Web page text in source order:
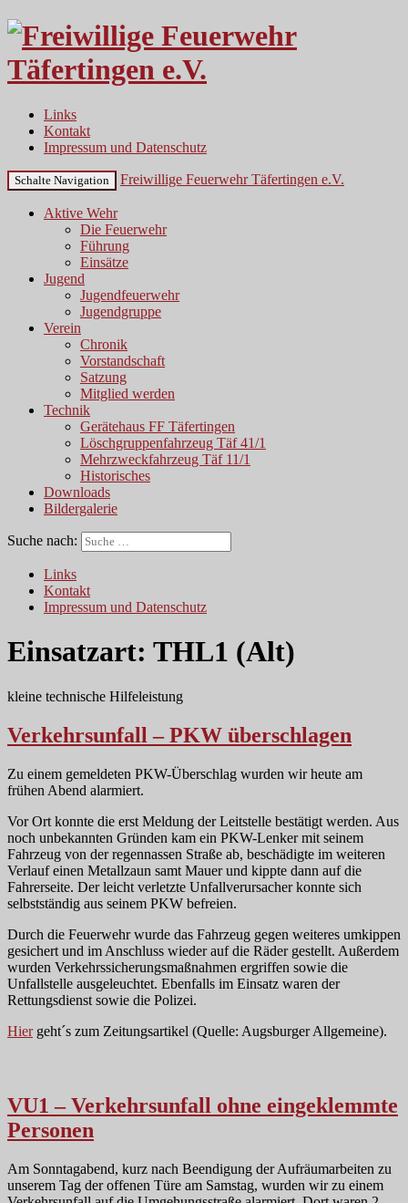
Links
Kontakt
Impressum und Datenschutz
Schalte Navigation Freiwillige Feuerwehr Täfertingen e.V.
Aktive Wehr
Die Feuerwehr
Führung
Einsätze
Jugend
Jugendfeuerwehr
Jugendgruppe
Verein
Chronik
Vorstandschaft
Satzung
Mitglied werden
Technik
Gerätehaus FF Täfertingen
Löschgruppenfahrzeug Täf 41/1
Mehrzweckfahrzeug Täf 11/1
Historisches
Downloads
Bildergalerie
Suche nach:
Links
Kontakt
Impressum und Datenschutz
Einsatzart: THL1 (Alt)
kleine technische Hilfeleistung
Verkehrsunfall – PKW überschlagen
Zu einem gemeldeten PKW-Überschlag wurden wir heute am
frühen Abend alarmiert.
Vor Ort konnte die erst Meldung der Leitstelle bestätigt werden. Aus
noch unbekannten Gründen kam ein PKW-Lenker mit seinem
Fahrzeug von der regennassen Straße ab, beschädigte im weiteren
Verlauf einen Metallzaun samt Mauer und kippte dann auf die
Fahrerseite. Der leicht verletzte Unfallverursacher konnte sich
selbstständig aus seinem PKW befreien.
Durch die Feuerwehr wurde das Fahrzeug gegen weiteres umkippen
gesichert und im Anschluss wieder auf die Räder gestellt. Außerdem
wurden Verkehrssicherungsmaßnahmen ergriffen sowie die
Unfallstelle ausgeleuchtet. Ebenfalls im Einsatz waren der
Rettungsdienst sowie die Polizei.
Hiergeht´s zum Zeitungsartikel (Quelle: Augsburger Allgemeine).
VU1 – Verkehrsunfall ohne eingeklemmte
Personen
Am Sonntagabend, kurz nach Beendigung der Aufräumarbeiten zu
unserem Tag der offenen Türe am Samstag, wurden wir zu einem